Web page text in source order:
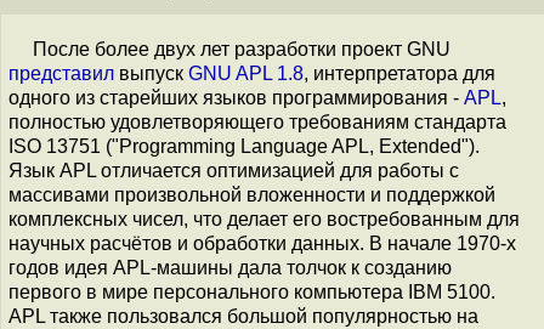
После более двух лет разработки проект GNU
представил выпуск GNU APL 1.8, интерпретатора для
одного из старейших языков программирования - APL,
полностью удовлетворяющего требованиям стандарта
ISO 13751 ("Programming Language APL, Extended").
Язык APL отличается оптимизацией для работы с
массивами произвольной вложенности и поддержкой
комплексных чисел, что делает его востребованным для
научных расчётов и обработки данных. В начале 1970-х
годов идея APL-машины дала толчок к созданию
первого в мире персонального компьютера IBM 5100.
APL также пользовался большой популярностью на